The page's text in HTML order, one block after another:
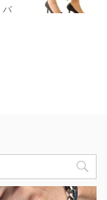
バ